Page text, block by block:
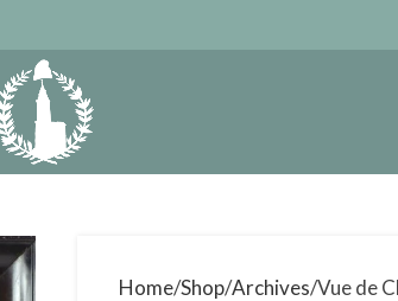
Home Shop Archives Vue de